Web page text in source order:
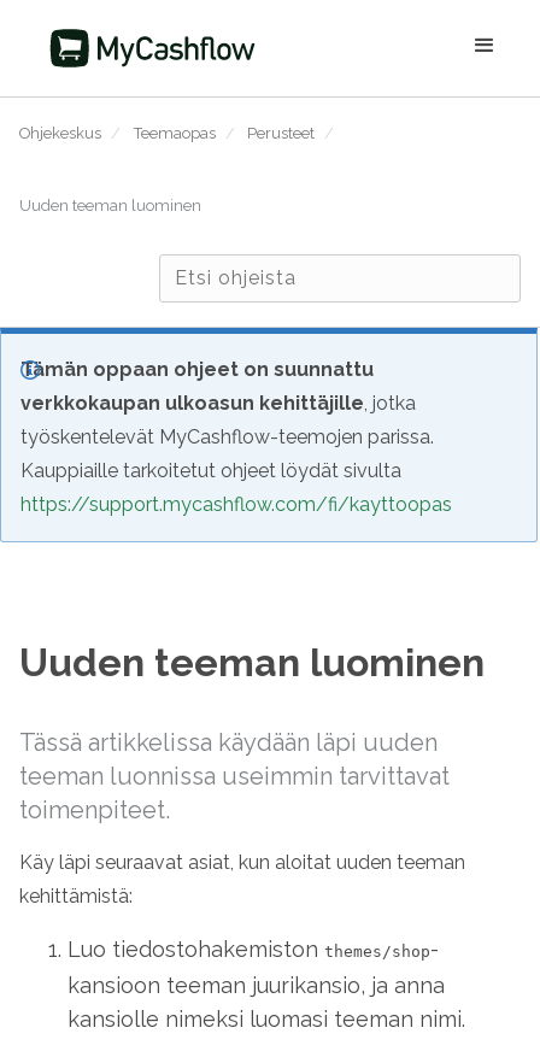
Ohjekeskus / Teemaopas / Perusteet /
Uuden teeman luominen
Tämän oppaan ohjeet on suunnattu
verkkokaupan ulkoasun kehittäjille, jotka
työskentelevät MyCashflow-teemojen parissa.
Kauppiaille tarkoitetut ohjeet löydät sivulta
https://support.mycashflow.com/fi/kayttoopas
Uuden teeman luominen
Tässä artikkelissa käydään läpi uuden
teeman luonnissa useimmin tarvittavat
toimenpiteet.
Käy läpi seuraavat asiat, kun aloitat uuden teeman
kehittämistä:
Luo tiedostohakemiston themes/shop-
kansioon teeman juurikansio, ja anna
kansiolle nimeksi luomasi teeman nimi.